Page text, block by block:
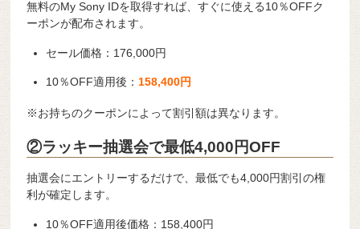
無料のMy Sony IDを取得すれば、すぐに使える10％OFFク
ーポンが配布されます。
セール価格：176,000円
10％OFF適用後： 158,400円
※お持ちのクーポンによって割引額は異なります。
②ラッキー抽選会で最低4,000円OFF
抽選会にエントリーするだけで、最低でも4,000円割引の権
利が確定します。
10％OFF適用後価格：158,400円